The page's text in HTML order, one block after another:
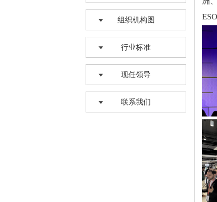
组织机构图
行业标准
现任领导
联系我们